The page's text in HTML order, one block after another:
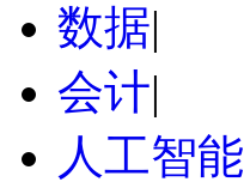
数据|
会计|
人工智能